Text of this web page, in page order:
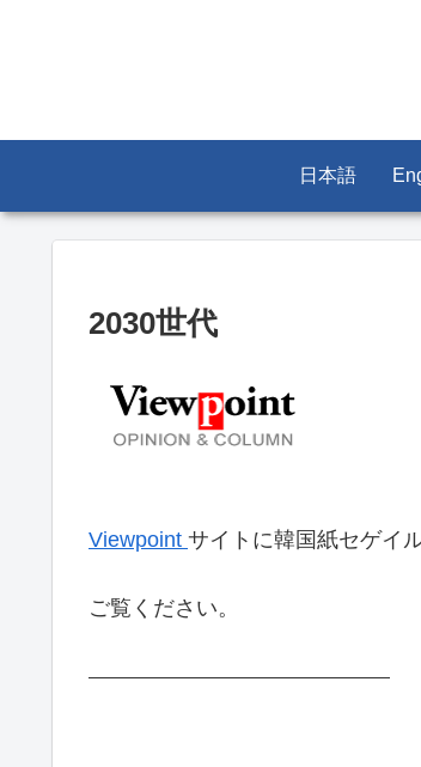
日本語
2030世代
Viewpoint サイトに韓国紙セゲイ
ご覧ください。